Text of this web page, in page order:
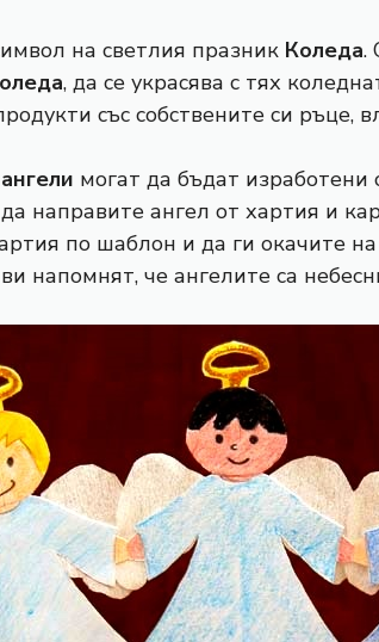
на светлия празник Коледа.
, да се украсява с тях
със собствените си ръце,
могат да бъдат
направите ангел от хартия и
по шаблон и да ги окачите
напомнят, че ангелите са